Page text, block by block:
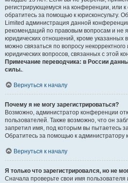
регистрирующемуся на конференции, или
обратитесь за помощью к юрисконсульту.
Limited администрация данной
рекомендаций по правовым вопросам и не
юридических отношений, кроме указанных
можно связаться по вопросу
юридических вопросов, связанных с этой
Примечание переводчика: в России
силы..
Вернуться к началу
Почему я не могу зарегистрироваться?
Возможно, администратор конференции
пользователей. Также возможно, что он
запретил имя, под которым вы пытаетесь
Обратитесь за помощью к администратору
Вернуться к началу
Я только что зарегистрировался, но не
Сначала проверьте свои имя